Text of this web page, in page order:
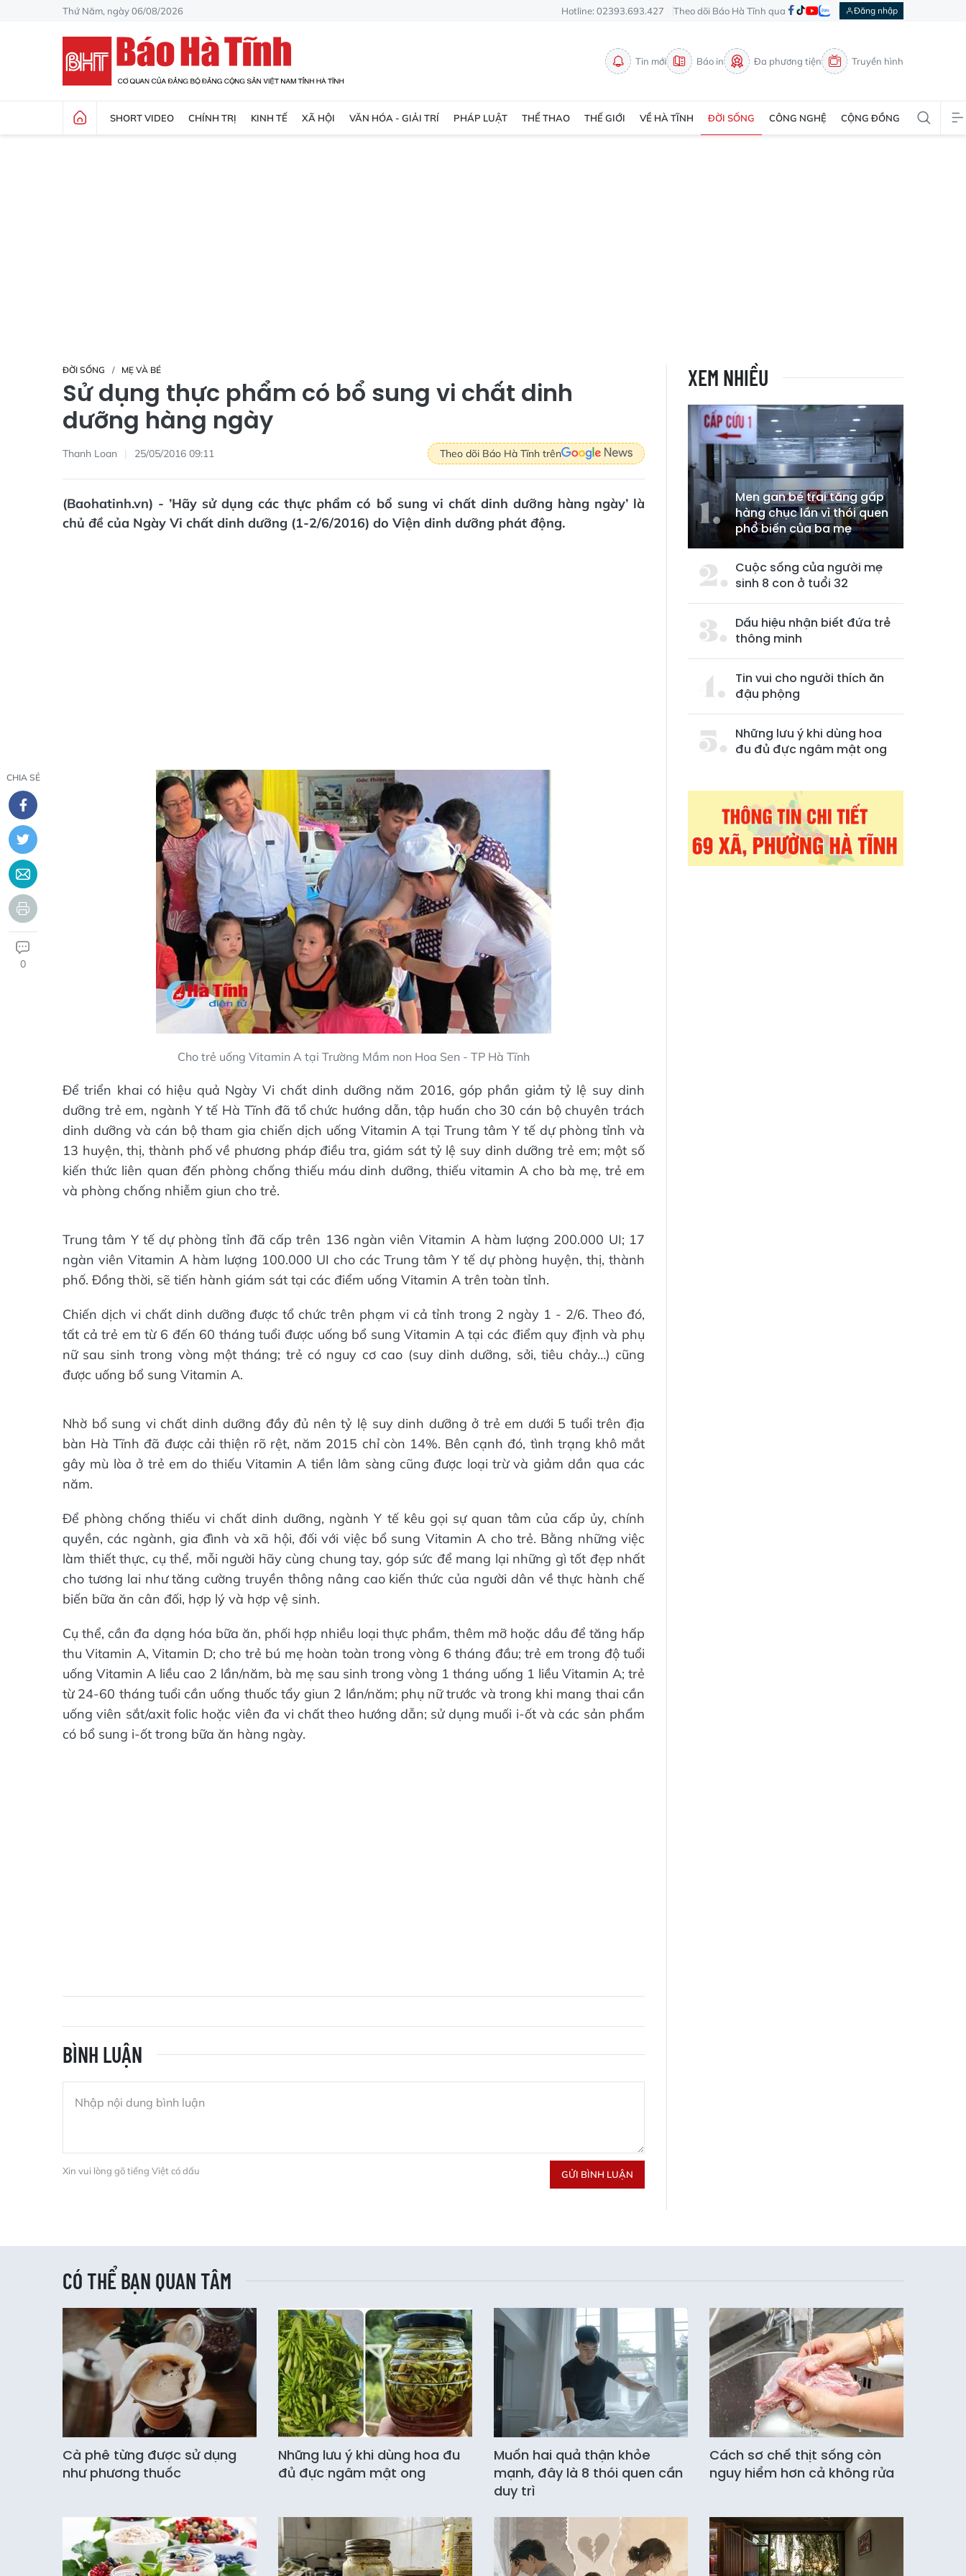
Thứ Năm, ngày 06/08/2026 Hotline: 02393.693.427 Theo dõi Báo Hà Tĩnh qua Đăng nhập
Tin mới Báo in Đa phương tiện Truyền hình
SHORT VIDEO CHÍNH TRỊ KINH TẾ XÃ HỘI VĂN HÓA - GIẢI TRÍ PHÁP LUẬT THỂ THAO THẾ GIỚI VỀ HÀ TĨNH ĐỜI SỐNG CÔNG NGHỆ CỘNG ĐỒNG
ĐỜI SỐNG MẸ VÀ BÉ
Sử dụng thực phẩm có bổ sung vi chất dinh
dưỡng hàng ngày
Thanh Loan 25/05/2016 09:11 Theo dõi Báo Hà Tĩnh trên
(Baohatinh.vn) - ’Hãy sử dụng các thực phẩm có bổ sung vi chất dinh dưỡng hàng ngày’ là
chủ đề của Ngày Vi chất dinh dưỡng (1-2/6/2016) do Viện dinh dưỡng phát động.
CHIA SẺ
0
Cho trẻ uống Vitamin A tại Trường Mầm non Hoa Sen - TP Hà Tĩnh
Để triển khai có hiệu quả Ngày Vi chất dinh dưỡng năm 2016, góp phần giảm tỷ lệ suy dinh
dưỡng trẻ em, ngành Y tế Hà Tĩnh đã tổ chức hướng dẫn, tập huấn cho 30 cán bộ chuyên trách
dinh dưỡng và cán bộ tham gia chiến dịch uống Vitamin A tại Trung tâm Y tế dự phòng tỉnh và
13 huyện, thị, thành phố về phương pháp điều tra, giám sát tỷ lệ suy dinh dưỡng trẻ em; một số
kiến thức liên quan đến phòng chống thiếu máu dinh dưỡng, thiếu vitamin A cho bà mẹ, trẻ em
và phòng chống nhiễm giun cho trẻ.
Trung tâm Y tế dự phòng tỉnh đã cấp trên 136 ngàn viên Vitamin A hàm lượng 200.000 UI; 17
ngàn viên Vitamin A hàm lượng 100.000 UI cho các Trung tâm Y tế dự phòng huyện, thị, thành
phố. Đồng thời, sẽ tiến hành giám sát tại các điểm uống Vitamin A trên toàn tỉnh.
Chiến dịch vi chất dinh dưỡng được tổ chức trên phạm vi cả tỉnh trong 2 ngày 1 - 2/6. Theo đó,
tất cả trẻ em từ 6 đến 60 tháng tuổi được uống bổ sung Vitamin A tại các điểm quy định và phụ
nữ sau sinh trong vòng một tháng; trẻ có nguy cơ cao (suy dinh dưỡng, sởi, tiêu chảy…) cũng
được uống bổ sung Vitamin A.
Nhờ bổ sung vi chất dinh dưỡng đầy đủ nên tỷ lệ suy dinh dưỡng ở trẻ em dưới 5 tuổi trên địa
bàn Hà Tĩnh đã được cải thiện rõ rệt, năm 2015 chỉ còn 14%. Bên cạnh đó, tình trạng khô mắt
gây mù lòa ở trẻ em do thiếu Vitamin A tiền lâm sàng cũng được loại trừ và giảm dần qua các
năm.
Để phòng chống thiếu vi chất dinh dưỡng, ngành Y tế kêu gọi sự quan tâm của cấp ủy, chính
quyền, các ngành, gia đình và xã hội, đối với việc bổ sung Vitamin A cho trẻ. Bằng những việc
làm thiết thực, cụ thể, mỗi người hãy cùng chung tay, góp sức để mang lại những gì tốt đẹp nhất
cho tương lai như tăng cường truyền thông nâng cao kiến thức của người dân về thực hành chế
biến bữa ăn cân đối, hợp lý và hợp vệ sinh.
Cụ thể, cần đa dạng hóa bữa ăn, phối hợp nhiều loại thực phẩm, thêm mỡ hoặc dầu để tăng hấp
thu Vitamin A, Vitamin D; cho trẻ bú mẹ hoàn toàn trong vòng 6 tháng đầu; trẻ em trong độ tuổi
uống Vitamin A liều cao 2 lần/năm, bà mẹ sau sinh trong vòng 1 tháng uống 1 liều Vitamin A; trẻ
từ 24-60 tháng tuổi cần uống thuốc tẩy giun 2 lần/năm; phụ nữ trước và trong khi mang thai cần
uống viên sắt/axit folic hoặc viên đa vi chất theo hướng dẫn; sử dụng muối i-ốt và các sản phẩm
có bổ sung i-ốt trong bữa ăn hàng ngày.
BÌNH LUẬN
Xin vui lòng gõ tiếng Việt có dấu GỬI BÌNH LUẬN
XEM NHIỀU
Men gan bé trai tăng gấp
hàng chục lần vì thói quen
phổ biến của ba mẹ
Cuộc sống của người mẹ
sinh 8 con ở tuổi 32
Dấu hiệu nhận biết đứa trẻ
thông minh
Tin vui cho người thích ăn
đậu phộng
Những lưu ý khi dùng hoa
đu đủ đực ngâm mật ong
CÓ THỂ BẠN QUAN TÂM
Cà phê từng được sử dụng
như phương thuốc
Những lưu ý khi dùng hoa đu
đủ đực ngâm mật ong
Muốn hai quả thận khỏe
mạnh, đây là 8 thói quen cần
duy trì
Cách sơ chế thịt sống còn
nguy hiểm hơn cả không rửa